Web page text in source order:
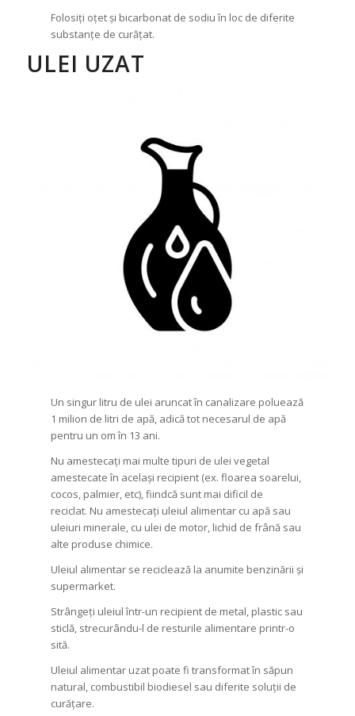
Folosiți oțet și bicarbonat de sodiu în loc de diferite
substanțe de curățat.
ULEI UZAT
Un singur litru de ulei aruncat în canalizare poluează
1 milion de litri de apă, adică tot necesarul de apă
pentru un om în 13 ani.
Nu amestecați mai multe tipuri de ulei vegetal
amestecate în același recipient (ex. floarea soarelui,
cocos, palmier, etc), fiindcă sunt mai dificil de
reciclat. Nu amestecați uleiul alimentar cu apă sau
uleiuri minerale, cu ulei de motor, lichid de frână sau
alte produse chimice.
Uleiul alimentar se reciclează la anumite benzinării și
supermarket.
Strângeți uleiul într-un recipient de metal, plastic sau
sticlă, strecurându-l de resturile alimentare printr-o
sită.
Uleiul alimentar uzat poate fi transformat în săpun
natural, combustibil biodiesel sau diferite soluții de
curățare.